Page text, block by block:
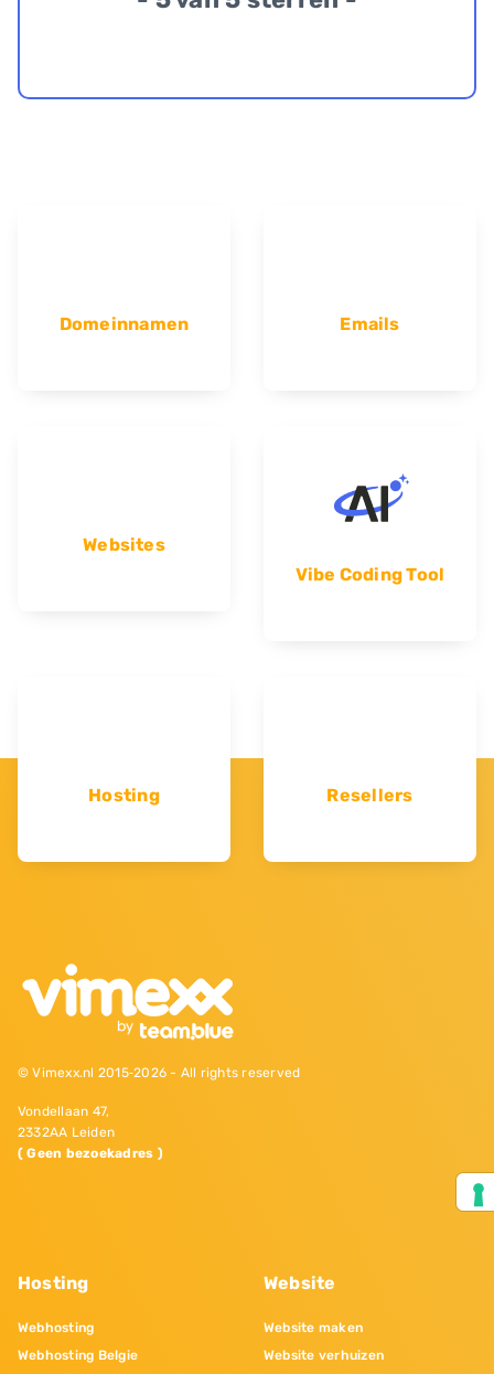
Domeinnamen Emails
Websites
Vibe Coding Tool
Hosting Resellers
© Vimexx.nl 2015‐2026 - All rights reserved
Vondellaan 47,
2332AA Leiden
( Geen bezoekadres )
Hosting
Webhosting
Webhosting Belgie
Website
Website maken
Website verhuizen